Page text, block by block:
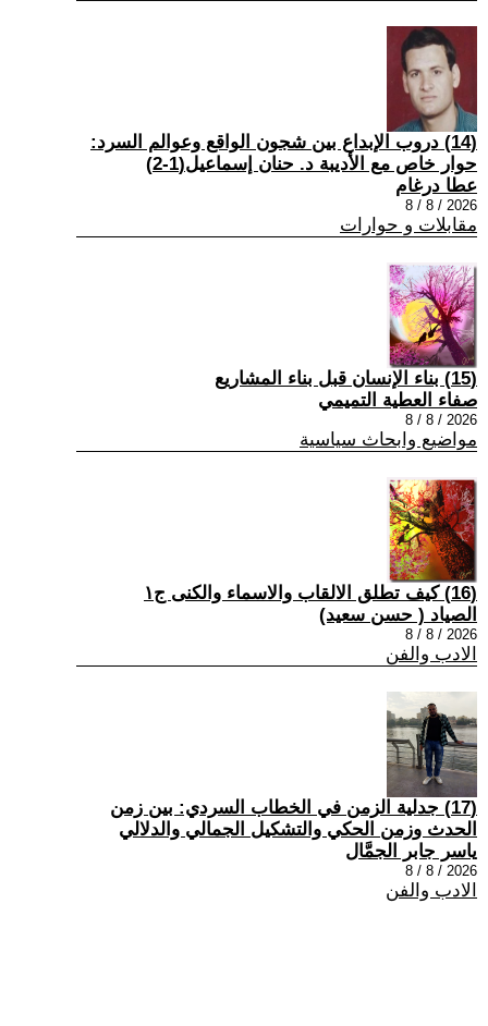
(14) دروب الإبداع بين شجون الواقع وعوالم السرد:
حوار خاص مع الأديبة د. حنان إسماعيل(1-2)
عطا درغام
2026 / 8 / 8
مقابلات و حوارات
(15) بناء الإنسان قبل بناء المشاريع
صفاء العطية التميمي
2026 / 8 / 8
مواضيع وابحاث سياسية
(16) كيف تطلق الالقاب والاسماء والكنى ج١
الصياد ‏( حسن سعيد‏)
2026 / 8 / 8
الادب والفن
(17) جدلية الزمن في الخطاب السردي: بين زمن
الحدث وزمن الحكي والتشكيل الجمالي والدلالي
ياسر جابر الجمَّال
2026 / 8 / 8
الادب والفن